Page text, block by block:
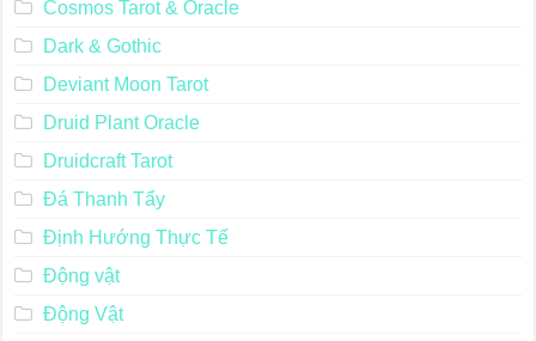
Cosmos Tarot & Oracle
Dark & Gothic
Deviant Moon Tarot
Druid Plant Oracle
Druidcraft Tarot
Đá Thanh Tẩy
Định Hướng Thực Tế
Động vật
Động Vật